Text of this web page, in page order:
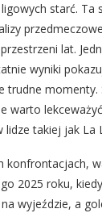
starć. Ta
lat.
wyniki
trudne momenty.
warto
lidze takiej jak La
konfrontacjach,
2025 roku,
wyjeździe, a